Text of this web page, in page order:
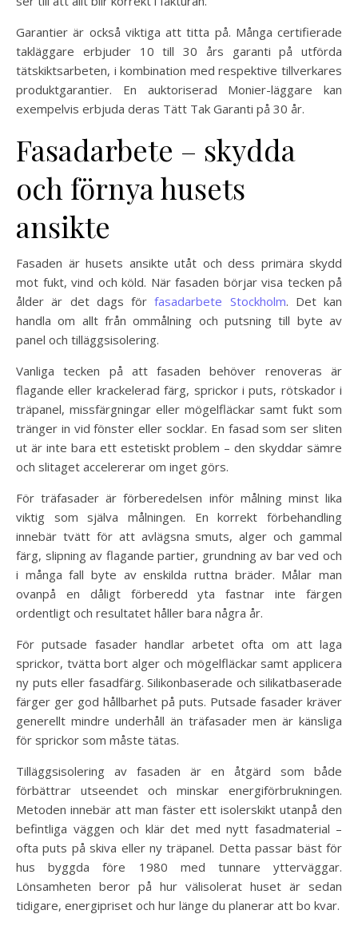
Garantier är också viktiga att titta på. Många certifierade
takläggare erbjuder 10 till 30 års garanti på utförda
tätskiktsarbeten, i kombination med respektive tillverkares
produktgarantier. En auktoriserad Monier-läggare kan
exempelvis erbjuda deras Tätt Tak Garanti på 30 år.
Fasadarbete – skydda
och förnya husets
ansikte
Fasaden är husets ansikte utåt och dess primära skydd
mot fukt, vind och köld. När fasaden börjar visa tecken på
ålder är det dags förfasadarbete Stockholm. Det kan
handla om allt från ommålning och putsning till byte av
panel och tilläggsisolering.
Vanliga tecken på att fasaden behöver renoveras är
flagande eller krackelerad färg, sprickor i puts, rötskador i
träpanel, missfärgningar eller mögelfläckar samt fukt som
tränger in vid fönster eller socklar. En fasad som ser sliten
ut är inte bara ett estetiskt problem – den skyddar sämre
och slitaget accelererar om inget görs.
För träfasader är förberedelsen inför målning minst lika
viktig som själva målningen. En korrekt förbehandling
innebär tvätt för att avlägsna smuts, alger och gammal
färg, slipning av flagande partier, grundning av bar ved och
i många fall byte av enskilda ruttna bräder. Målar man
ovanpå en dåligt förberedd yta fastnar inte färgen
ordentligt och resultatet håller bara några år.
För putsade fasader handlar arbetet ofta om att laga
sprickor, tvätta bort alger och mögelfläckar samt applicera
ny puts eller fasadfärg. Silikonbaserade och silikatbaserade
färger ger god hållbarhet på puts. Putsade fasader kräver
generellt mindre underhåll än träfasader men är känsliga
för sprickor som måste tätas.
Tilläggsisolering av fasaden är en åtgärd som både
förbättrar utseendet och minskar energiförbrukningen.
Metoden innebär att man fäster ett isolerskikt utanpå den
befintliga väggen och klär det med nytt fasadmaterial –
ofta puts på skiva eller ny träpanel. Detta passar bäst för
hus byggda före 1980 med tunnare ytterväggar.
Lönsamheten beror på hur välisolerat huset är sedan
tidigare, energipriset och hur länge du planerar att bo kvar.